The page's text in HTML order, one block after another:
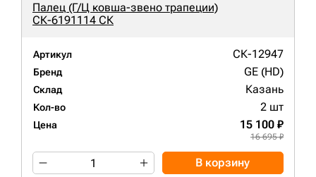
Палец (Г/Ц ковша-звено трапеции)
СК-6191114 СК
Артикул СК-12947
Бренд GE (HD)
Склад Казань
Кол-во 2 шт
Цена 15 100 ₽
16 695 ₽
В корзину